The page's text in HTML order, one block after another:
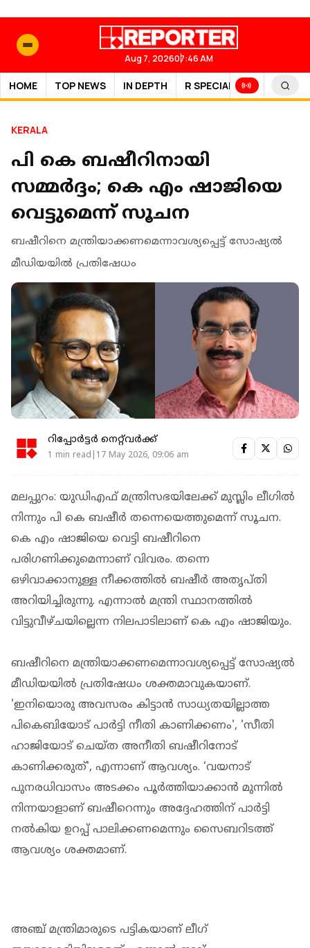
Aug 7, 202607:46 AM
HOME TOP NEWS IN DEPTH R SPECIAL SPORTS
KERALA
പി കെ ബഷീറിനായി
സമ്മര്‍ദ്ദം; കെ എം ഷാജിയെ
വെട്ടുമെന്ന് സൂചന
ബഷീറിനെ മന്ത്രിയാക്കണമെന്നാവശ്യപ്പെട്ട് സോഷ്യൽ
മീഡിയയിൽ പ്രതിഷേധം
റിപ്പോർട്ടർ നെറ്റ്‌വര്‍ക്ക്‌
1 min read|17 May 2026, 09:06 am
മലപ്പുറം: യുഡിഎഫ് മന്ത്രിസഭയിലേക്ക് മുസ്ലിം ലീഗില്‍
നിന്നും പി കെ ബഷീര്‍ തന്നെയെത്തുമെന്ന് സൂചന.
കെ എം ഷാജിയെ വെട്ടി ബഷീറിനെ
പരിഗണിക്കുമെന്നാണ് വിവരം. തന്നെ
ഒഴിവാക്കാനുള്ള നീക്കത്തില്‍ ബഷീര്‍ അതൃപ്തി
അറിയിച്ചിരുന്നു. എന്നാല്‍ മന്ത്രി സ്ഥാനത്തില്‍
വിട്ടുവീഴ്ചയില്ലെന്ന നിലപാടിലാണ് കെ എം ഷാജിയും.
ബഷീറിനെ മന്ത്രിയാക്കണമെന്നാവശ്യപ്പെട്ട് സോഷ്യൽ
മീഡിയയിൽ പ്രതിഷേധം ശക്തമാവുകയാണ്.
'ഇനിയൊരു അവസരം കിട്ടാൻ സാധ്യതയില്ലാത്ത
പികെബിയോട് പാർട്ടി നീതി കാണിക്കണം', 'സീതി
ഹാജിയോട് ചെയ്ത അനീതി ബഷീറിനോട്
കാണിക്കരുത്', എന്നാണ് ആവശ്യം. ‘വയനാട്
പുനരധിവാസം അടക്കം പൂർത്തിയാക്കാൻ മുന്നിൽ
നിന്നയാളാണ് ബഷീറെന്നും അദ്ദേഹത്തിന് പാർട്ടി
നൽകിയ ഉറപ്പ് പാലിക്കണമെന്നും സൈബറിടത്ത്
ആവശ്യം ശക്തമാണ്.
അഞ്ച് മന്ത്രിമാരുടെ പട്ടികയാണ് ലീഗ്